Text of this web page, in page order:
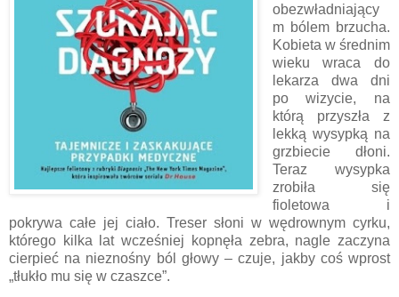
obezwładniający
m bólem brzucha.
Kobieta w średnim
wieku wraca do
lekarza dwa dni
po wizycie, na
którą przyszła z
lekką wysypką na
grzbiecie dłoni.
Teraz wysypka
zrobiła się
fioletowa i
pokrywa całe jej ciało. Treser słoni w wędrownym cyrku,
którego kilka lat wcześniej kopnęła zebra, nagle zaczyna
cierpieć na nieznośny ból głowy – czuje, jakby coś wprost
„tłukło mu się w czaszce”.